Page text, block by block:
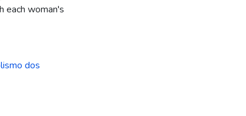
each woman's
dos